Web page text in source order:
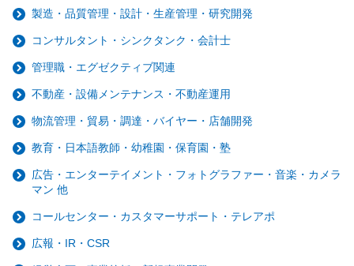
製造・品質管理・設計・生産管理・研究開発
コンサルタント・シンクタンク・会計士
管理職・エグゼクティブ関連
不動産・設備メンテナンス・不動産運用
物流管理・貿易・調達・バイヤー・店舗開発
教育・日本語教師・幼稚園・保育園・塾
広告・エンターテイメント・フォトグラファー・音楽・カメラ
マン 他
コールセンター・カスタマーサポート・テレアポ
広報・IR・CSR